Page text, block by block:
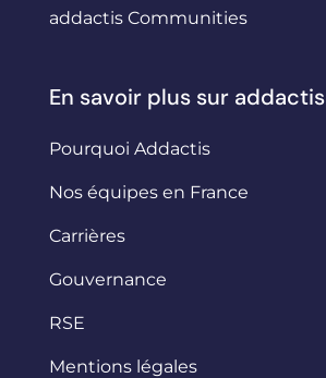
addactis Communities
En savoir plus sur addactis
Pourquoi Addactis
Nos équipes en France
Carrières
Gouvernance
RSE
Mentions légales